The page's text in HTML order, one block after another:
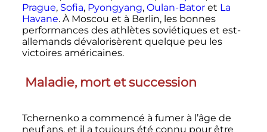
Prague, Sofia, Pyongyang, Oulan-Batoret La
Havane. À Moscou et à Berlin, les bonnes
performances des athlètes soviétiques et est-
allemands dévalorisèrent quelque peu les
victoires américaines.
Maladie, mort et succession
Tchernenko a commencé à fumer à l’âge de
neuf ans, et il a toujours été connu pour être